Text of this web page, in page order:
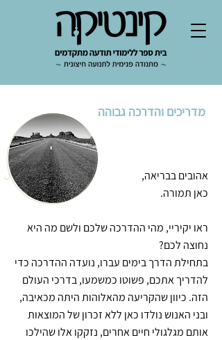
אהובים בבריאה,
כאן תמורה.
ראו יקיריי, מהי ההדרכה שלכם ולשם מה היא
נחוצה לכם?
בתחילת הדרך בימים עברו, נועדה ההדרכה כדי
להדריך אתכם, פשוטו כמשמעו, בדרכי העולם
הזה. כיוון שהקריעה מהאלוהות היתה מכאיבה,
ובני האנוש נולדו כאן ללא זכרון של המוצאות
אותם מגלגולי חיים אחרים, נזקקו אלו שהילכו